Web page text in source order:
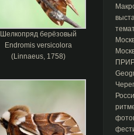
Шелкопряд берёзовый
Endromis versicolora
(Linnaeus, 1758)